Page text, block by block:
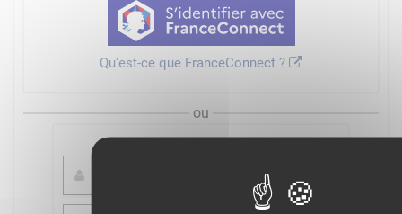
Qu'est-ce que FranceConnect ?
ou